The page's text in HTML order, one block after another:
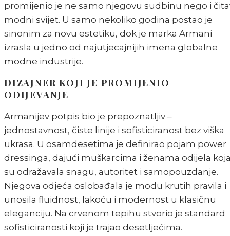
promijenio je ne samo njegovu sudbinu nego i
modni svijet. U samo nekoliko godina postao je
sinonim za novu estetiku, dok je marka Armani
izrasla u jedno od najutjecajnijih imena globalne
modne industrije.
DIZAJNER KOJI JE PROMIJENIO
ODIJEVANJE
Armanijev potpis bio je prepoznatljiv –
jednostavnost, čiste linije i sofisticiranost bez viška
ukrasa. U osamdesetima je definirao pojam power
dressinga, dajući muškarcima i ženama odijela
su odražavala snagu, autoritet i samopouzdanje.
Njegova odjeća oslobađala je modu krutih pravila i
unosila fluidnost, lakoću i modernost u klasičnu
eleganciju. Na crvenom tepihu stvorio je standard
sofisticiranosti koji je trajao desetljećima.